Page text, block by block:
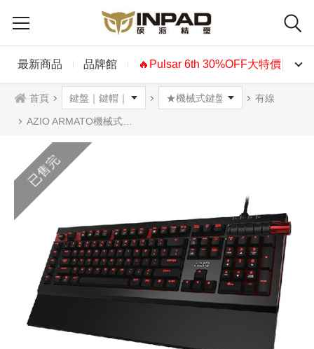
最新商品 品牌館 🔥Pulsar 6th 30%OFF大特價🔥
首頁 有線
AZIO ARMATO機械式鍵盤 茶軸中文 紅光
已售完